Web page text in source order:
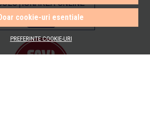
cookie-uri esentiale
PREFERINTE COOKIE-URI